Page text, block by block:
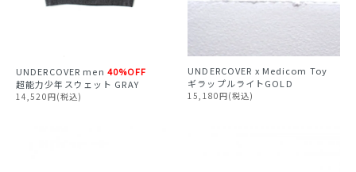
UNDERCOVER men 40%OFF
超能力少年スウェット GRAY
14,520円(税込)
UNDERCOVER x Medicom Toy
ギラップルライトGOLD
15,180円(税込)